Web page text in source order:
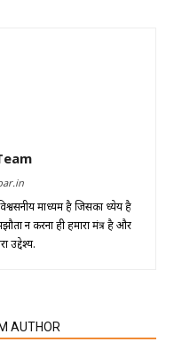
माध्यम है जिसका ध्येय है
न करना ही हमारा मंत्र है और
उद्देश्य.
AUTHOR